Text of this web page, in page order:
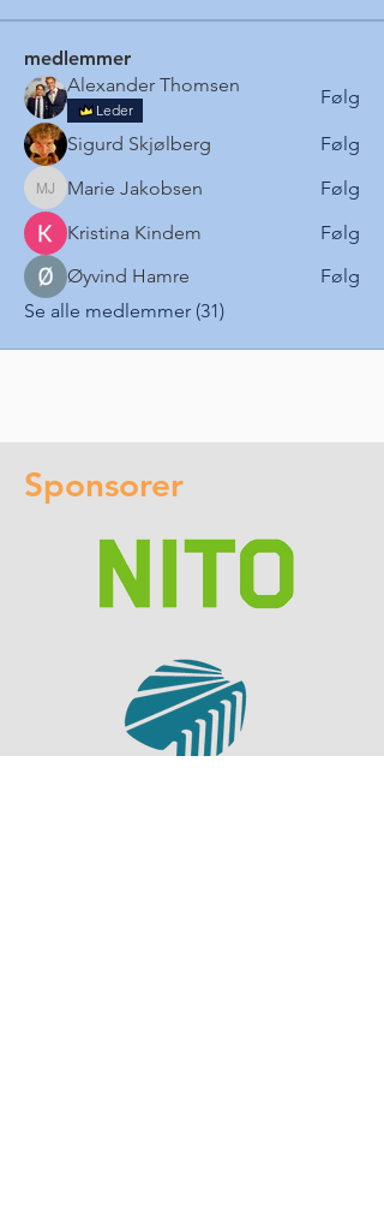
medlemmer
Alexander Thomsen
Leder
Følg
Sigurd Skjølberg Følg
Marie Jakobsen
Marie Jakobsen
Følg
Kristina Kindem
Følg
Øyvind Hamre
Følg
Se alle medlemmer (31)
Sponsorer